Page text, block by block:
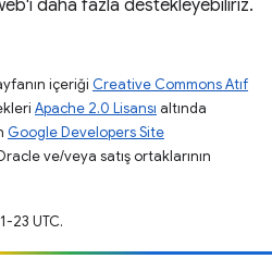
daha fazla destekleyebiliriz.
içeriği Creative Commons Atıf
Apache 2.0 Lisansı altında
Google Developers Site
ve/veya satış ortaklarının
23 UTC.